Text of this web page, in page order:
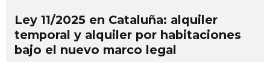
Ley 11/2025 en Cataluña: alquiler
temporal y alquiler por habitaciones
bajo el nuevo marco legal